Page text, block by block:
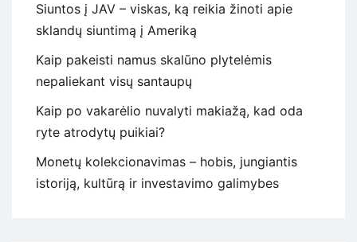
Siuntos į JAV – viskas, ką reikia žinoti apie
sklandų siuntimą į Ameriką
Kaip pakeisti namus skalūno plytelėmis
nepaliekant visų santaupų
Kaip po vakarėlio nuvalyti makiažą, kad oda
ryte atrodytų puikiai?
Monetų kolekcionavimas – hobis, jungiantis
istoriją, kultūrą ir investavimo galimybes